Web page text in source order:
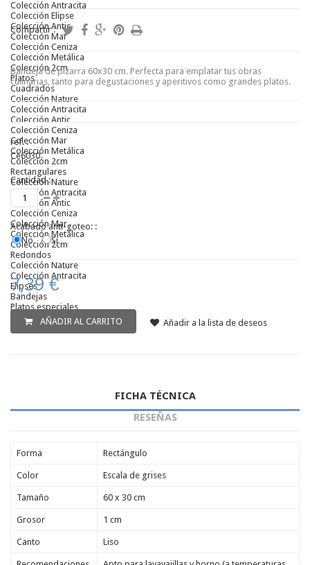
Colección Antracita
Colección Elipse
Colección Antic
Colección Mar
Colección Ceniza
Colección Metálica
Colección 2cm
Platos
Cuadrados
Colección Nature
Colección Antracita
Colección Antic
Colección Ceniza
Colección Mar
Colección Metálica
Colección 2cm
Rectangulares
Colección Nature
Colección Antracita
Colección Antic
Colección Ceniza
Colección Mar
Colección Metálica
Colección 2cm
Redondos
Colección Nature
Colección Antracita
Elipses
Bandejas
Platos especiales
Porta-brochetas de pizarra
Complementos de pizarra
Compartir :
Bandeja de pizarra 60x30 cm. Perfecta para emplatar tus obras
culinarias, tanto para degustaciones y aperitivos como grandes platos.
ref. :
Ce6030
Cantidad :
Acabado anti-goteo: :
No
Sí
7,39 €
AÑADIR AL CARRITO Añadir a la lista de deseos
FICHA TÉCNICA
RESEÑAS
Forma Rectángulo
Color Escala de grises
Tamaño 60 x 30 cm
Grosor 1 cm
Canto Liso